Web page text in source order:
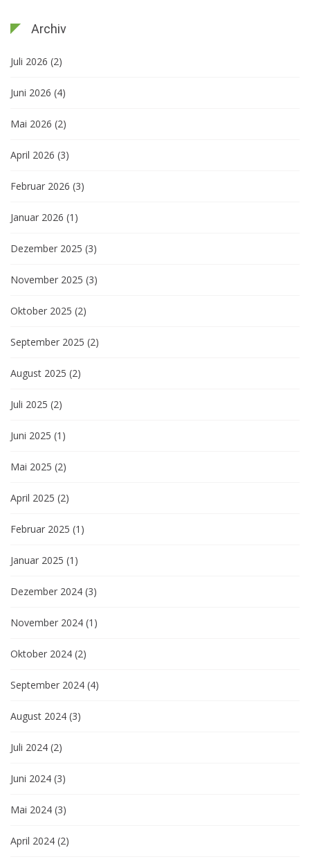
Archiv
Juli 2026 (2)
Juni 2026 (4)
Mai 2026 (2)
April 2026 (3)
Februar 2026 (3)
Januar 2026 (1)
Dezember 2025 (3)
November 2025 (3)
Oktober 2025 (2)
September 2025 (2)
August 2025 (2)
Juli 2025 (2)
Juni 2025 (1)
Mai 2025 (2)
April 2025 (2)
Februar 2025 (1)
Januar 2025 (1)
Dezember 2024 (3)
November 2024 (1)
Oktober 2024 (2)
September 2024 (4)
August 2024 (3)
Juli 2024 (2)
Juni 2024 (3)
Mai 2024 (3)
April 2024 (2)